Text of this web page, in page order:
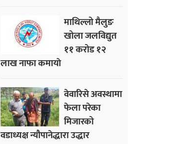
माथिल्लो मैलुङ
खोला जलविद्युत
११ करोड १२
लाख नाफा कमायाे
वेवारिसे अवस्थामा
फेला परेका
मिजारको
वडाध्यक्ष न्यौपानेद्धारा उद्धार